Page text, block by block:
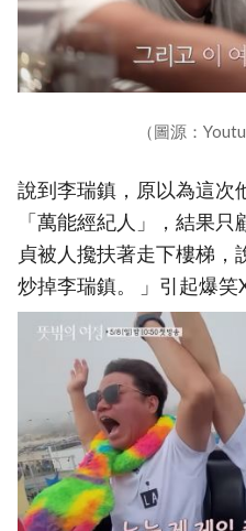
（圖源：
說到李瑞鎮，原以為這次
「萬能經紀人」，結果
貞被人攙扶著走下樓梯，
炒掉李瑞鎮。 」引起爆笑